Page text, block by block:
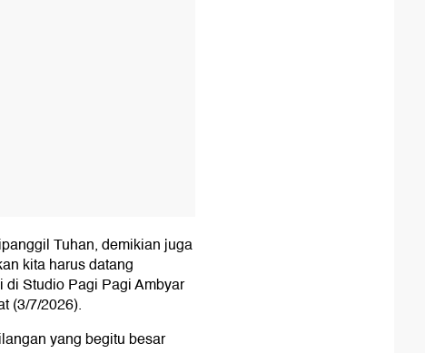
Tuhan, demikian juga
kita harus datang
di Studio Pagi Pagi Ambyar
(3/7/2026).
yang begitu besar